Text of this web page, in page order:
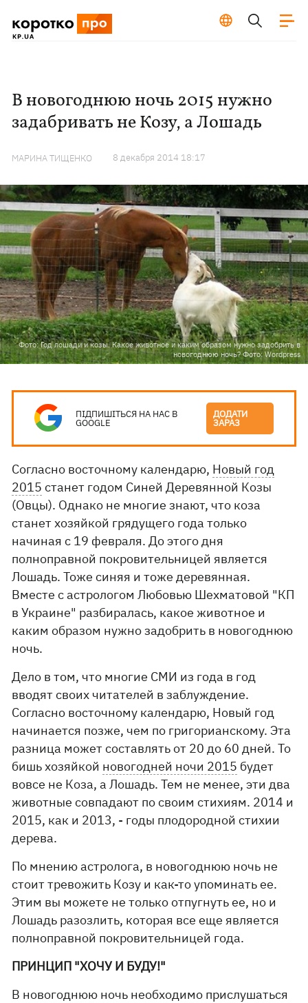
В новогоднюю ночь 2015 нужно
задабривать не Козу, а Лошадь
МАРИНА ТИЩЕНКО 8 декабря 2014 18:17
Фото: Год лошади и козы. Какое животное и каким образом нужно задобрить в
новогоднюю ночь? Фото: Wordpress
ПІДПИШІТЬСЯ НА НАС В
GOOGLE
ДОДАТИ
ЗАРАЗ
Согласно восточному календарю, Новый год
2015 станет годом Синей Деревянной Козы
(Овцы). Однако не многие знают, что коза
станет хозяйкой грядущего года только
начиная с 19 февраля. До этого дня
полноправной покровительницей является
Лошадь. Тоже синяя и тоже деревянная.
Вместе с астрологом Любовью Шехматовой "КП
в Украине" разбиралась, какое животное и
каким образом нужно задобрить в новогоднюю
ночь.
Дело в том, что многие СМИ из года в год
вводят своих читателей в заблуждение.
Согласно восточному календарю, Новый год
начинается позже, чем по григорианскому. Эта
разница может составлять от 20 до 60 дней. То
бишь хозяйкой новогодней ночи 2015 будет
вовсе не Коза, а Лошадь. Тем не менее, эти два
животные совпадают по своим стихиям. 2014 и
2015, как и 2013, - годы плодородной стихии
дерева.
По мнению астролога, в новогоднюю ночь не
стоит тревожить Козу и как-то упоминать ее.
Этим вы можете не только отпугнуть ее, но и
Лошадь разозлить, которая все еще является
полноправной покровительницей года.
ПРИНЦИП "ХОЧУ И БУДУ!"
В новогоднюю ночь необходимо прислушаться